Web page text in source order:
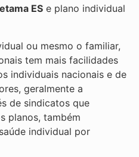
ES e plano individual
ou mesmo o familiar,
tem mais facilidades
individuais nacionais e de
geralmente a
de sindicatos que
planos, também
individual por